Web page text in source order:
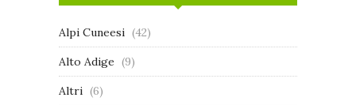
Alpi Cuneesi (42)
Alto Adige (9)
Altri (6)